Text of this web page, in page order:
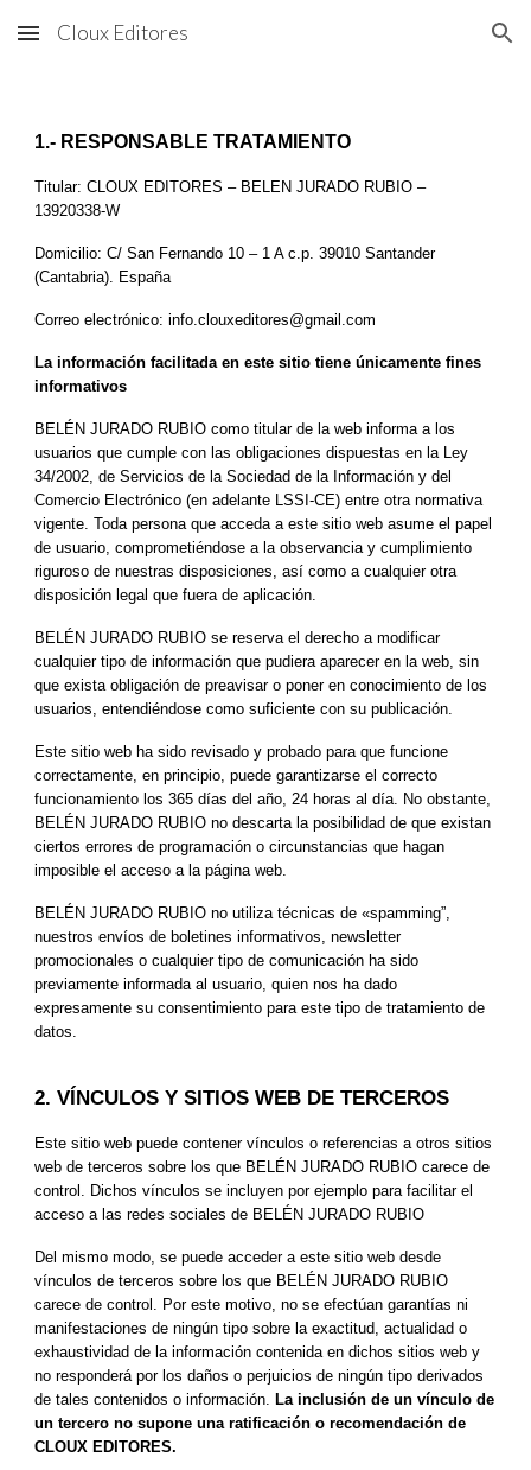
Skip to main content Skip to navigation
Cloux Editores
1.- RESPONSABLE TRATAMIENTO
Titular: CLOUX EDITORES – BELEN JURADO RUBIO –
13920338-W
Domicilio: C/ San Fernando 10 – 1 A c.p. 39010 Santander
(Cantabria). España
Correo electrónico: info.clouxeditores@gmail.com
La información facilitada en este sitio tiene únicamente fines
informativos
BELÉN JURADO RUBIO como titular de la web informa a los
usuarios que cumple con las obligaciones dispuestas en la Ley
34/2002, de Servicios de la Sociedad de la Información y del
Comercio Electrónico (en adelante LSSI-CE) entre otra normativa
vigente. Toda persona que acceda a este sitio web asume el papel
de usuario, comprometiéndose a la observancia y cumplimiento
riguroso de nuestras disposiciones, así como a cualquier otra
disposición legal que fuera de aplicación.
BELÉN JURADO RUBIO se reserva el derecho a modificar
cualquier tipo de información que pudiera aparecer en la web, sin
que exista obligación de preavisar o poner en conocimiento de los
usuarios, entendiéndose como suficiente con su publicación.
Este sitio web ha sido revisado y probado para que funcione
correctamente, en principio, puede garantizarse el correcto
funcionamiento los 365 días del año, 24 horas al día. No obstante,
BELÉN JURADO RUBIO no descarta la posibilidad de que existan
ciertos errores de programación o circunstancias que hagan
imposible el acceso a la página web.
BELÉN JURADO RUBIO no utiliza técnicas de «spamming”,
nuestros envíos de boletines informativos, newsletter
promocionales o cualquier tipo de comunicación ha sido
previamente informada al usuario, quien nos ha dado
expresamente su consentimiento para este tipo de tratamiento de
datos.
2. VÍNCULOS Y SITIOS WEB DE TERCEROS
Este sitio web puede contener vínculos o referencias a otros sitios
web de terceros sobre los que BELÉN JURADO RUBIO carece de
control. Dichos vínculos se incluyen por ejemplo para facilitar el
acceso a las redes sociales de BELÉN JURADO RUBIO
Del mismo modo, se puede acceder a este sitio web desde
vínculos de terceros sobre los que BELÉN JURADO RUBIO
carece de control. Por este motivo, no se efectúan garantías ni
manifestaciones de ningún tipo sobre la exactitud, actualidad o
exhaustividad de la información contenida en dichos sitios web y
no responderá por los daños o perjuicios de ningún tipo derivados
de tales contenidos o información. La inclusión de un vínculo de
un tercero no supone una ratificación o recomendación de
CLOUX EDITORES.